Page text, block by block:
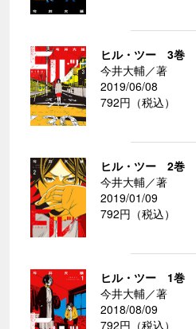
ヒル・ツー 3巻
今井大輔／著
2019/06/08
792円（税込）
ヒル・ツー 2巻
今井大輔／著
2019/01/09
792円（税込）
ヒル・ツー 1巻
今井大輔／著
2018/08/09
792円（税込）